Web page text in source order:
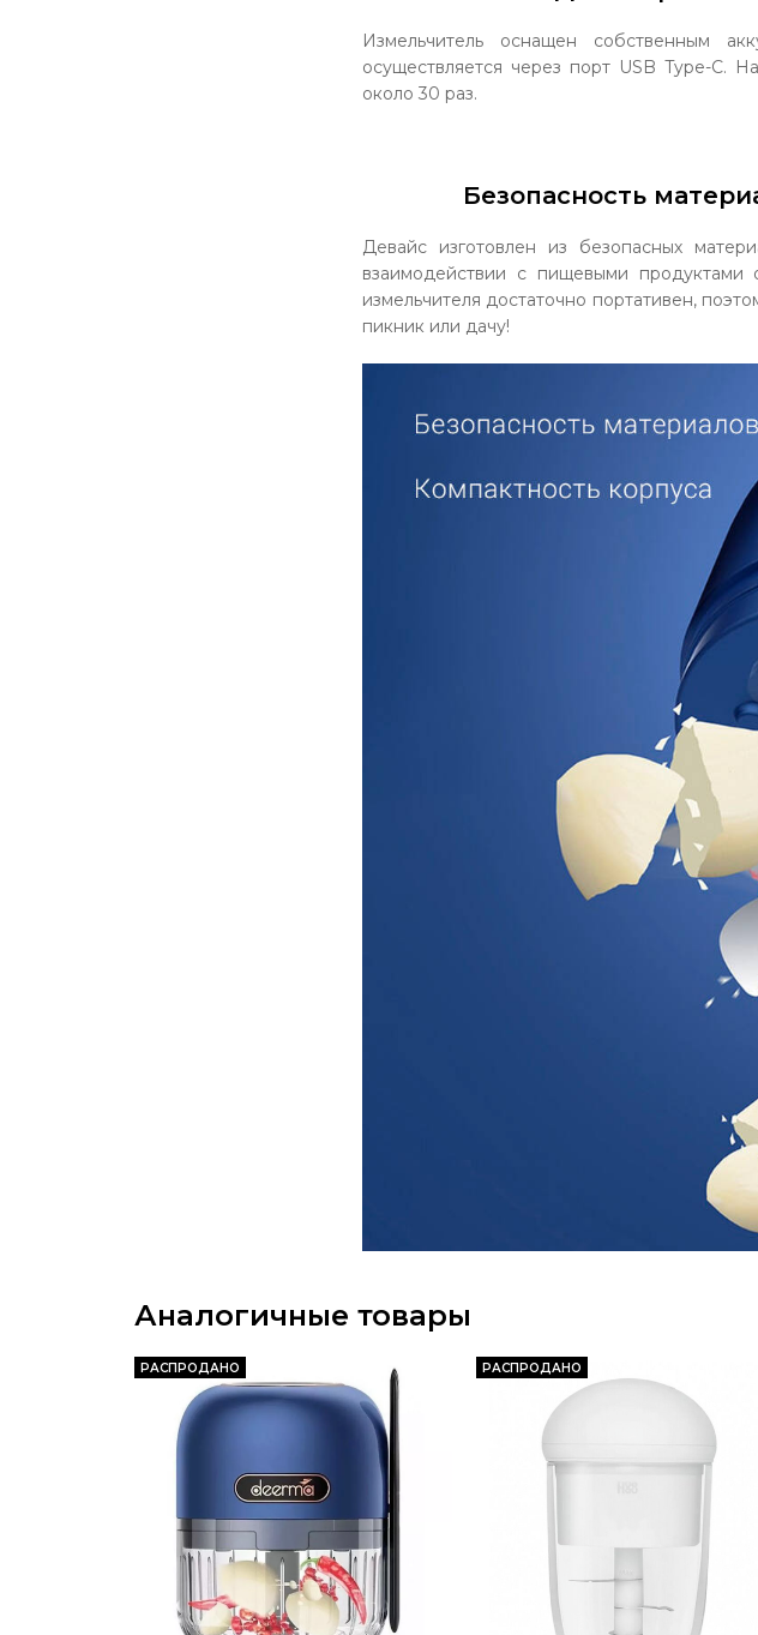
Измельчитель оснащен собственным
осуществляется через порт USB Type-C.
около 30 раз.
Безопасность
Девайс изготовлен из безопасных
взаимодействии с пищевыми
измельчителя достаточно портативен,
пикник или дачу!
Аналогичные товары
РАСПРОДАНО РАСПРОДАНО